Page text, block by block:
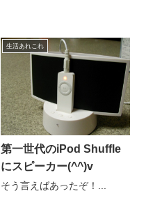
生活あれこれ
第一世代のiPod Shuffle
にスピーカー(^^)v
そう言えばあったぞ！...